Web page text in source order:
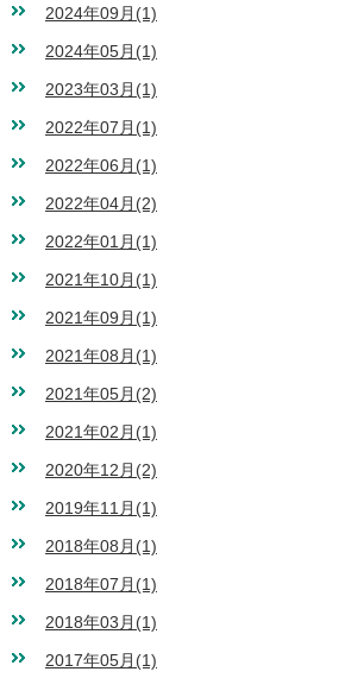
2024年09月(1)
2024年05月(1)
2023年03月(1)
2022年07月(1)
2022年06月(1)
2022年04月(2)
2022年01月(1)
2021年10月(1)
2021年09月(1)
2021年08月(1)
2021年05月(2)
2021年02月(1)
2020年12月(2)
2019年11月(1)
2018年08月(1)
2018年07月(1)
2018年03月(1)
2017年05月(1)